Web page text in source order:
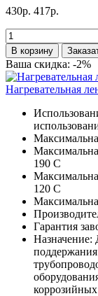
430р. 417р.
В корзину
Ваша скидка: -2%
Нагревательная
190 С
120 С
Гарантия
Назначение:
коррозийных